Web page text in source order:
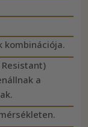
kombinációja.
a